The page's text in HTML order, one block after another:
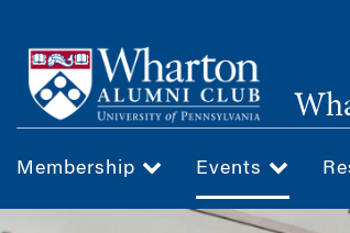
main
content
Membership Events